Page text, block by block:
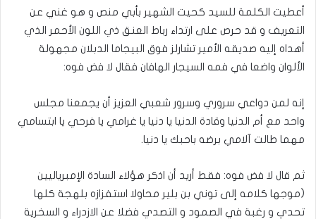
أعطيت الكلمة للسيد كحيت الشهير بأبي منص و هو غني عن
التعريف و قد حرص على ارتداء رباط العنق ذي اللون الأحمر الذي
أهداه إليه صديقه الأمير تشارلز فوق البيجاما الدبلان مجهولة
الألوان واضعا في فمه السيجار الهافان فقال لا فض فوه:
إنه لمن دواعي سروري وسرور شعبي العزيز أن يجمعنا مجلس
واحد مع أم الدنيا وقادة الدنيا يا دنيا يا غرامي يا فرحي يا ابتسامي
مهما طالت آلامي برضه باحبك يا دنيا.
ثم قال لا فض فوه: فقط أريد أن اذكر هؤلاء السادة الإمبرياليين
(موجها كلامه إلى توني بن بلير محاولا استفزازه بلهجة كلها
تحدي و رغبة في الصمود و التصدي فضلا عن الازدراء و السخرية